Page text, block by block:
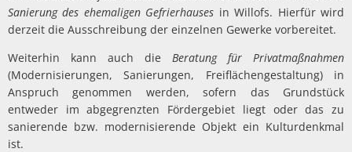
Sanierung des ehemaligen Gefrierhauses in Willofs. Hierfür wird
derzeit die Ausschreibung der einzelnen Gewerke vorbereitet.
Weiterhin kann auch die Beratung für Privatmaßnahmen
(Moderni­sierungen, Sanierungen, Freiflächengestaltung) in
Anspruch ge­nommen werden, sofern das Grundstück
entweder im abgegrenz­ten Fördergebiet liegt oder das zu
sanierende bzw. modernisieren­de Objekt ein Kulturdenkmal
ist.